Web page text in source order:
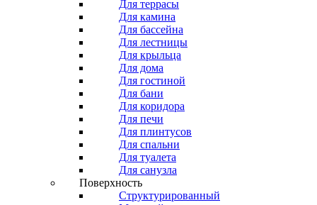
Для террасы
Для камина
Для бассейна
Для лестницы
Для крыльца
Для дома
Для гостиной
Для бани
Для коридора
Для печи
Для плинтусов
Для спальни
Для туалета
Для санузла
Поверхность
Структурированный